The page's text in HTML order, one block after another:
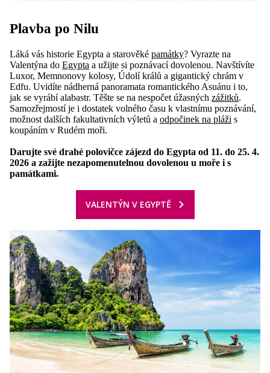
Plavba po Nilu
Láká vás historie Egypta a starověké památky? Vyrazte na
Valentýna do Egypta a užijte si poznávací dovolenou. Navštívíte
Luxor, Memnonovy kolosy, Údolí králů a gigantický chrám v
Edfu. Uvidíte nádherná panoramata romantického Asuánu i to,
jak se vyrábí alabastr. Těšte se na nespočet úžasných zážitků.
Samozřejmostí je i dostatek volného času k vlastnímu poznávání,
možnost dalších fakultativních výletů a odpočinek na pláži s
koupáním v Rudém moři.
Darujte své drahé polovičce zájezd do Egypta od 11. do 25. 4.
2026 a zažijte nezapomenutelnou dovolenou u moře i s
památkami.
VALENTÝN V EGYPTĚ